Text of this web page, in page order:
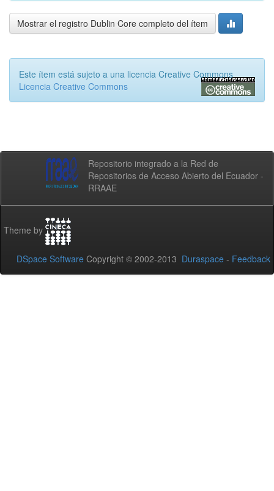
Mostrar el registro Dublin Core completo del ítem
Este ítem está sujeto a una licencia Creative Commons
Licencia Creative Commons
Repositorio integrado a la Red de
Repositorios de Acceso Abierto del Ecuador -
RRAAE
Theme by
DSpace Software Copyright © 2002-2013 Duraspace - Feedback